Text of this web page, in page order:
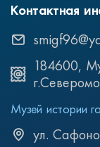
Контактная
184600,
Музей истории
ул.